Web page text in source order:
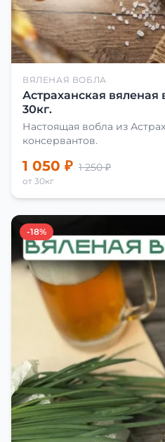
ВЯЛЕНАЯ ВОБЛА
Астраханская вяленая
30кг.
Настоящая вобла из
консервантов.
1 050 ₽ 1 250 ₽
от 30кг
-18%